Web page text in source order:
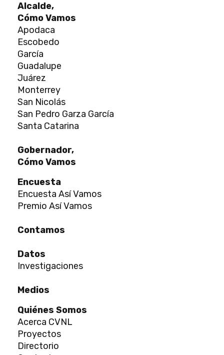
Alcalde,
Cómo Vamos
Apodaca
Escobedo
García
Guadalupe
Juárez
Monterrey
San Nicolás
San Pedro Garza García
Santa Catarina
Gobernador,
Cómo Vamos
Encuesta
Encuesta Así Vamos
Premio Así Vamos
Contamos
Datos
Investigaciones
Medios
Quiénes Somos
Acerca CVNL
Proyectos
Directorio